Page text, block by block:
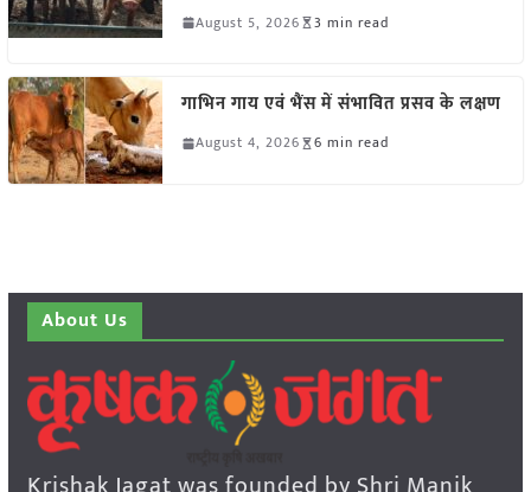
August 5, 2026 3 min read
गाभिन गाय एवं भैंस में संभावित प्रसव के लक्षण
August 4, 2026 6 min read
About Us